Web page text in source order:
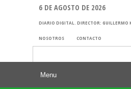
6 DE AGOSTO DE 2026
DIARIO DIGITAL. DIRECTOR: GUILLERMO
NOSOTROS CONTACTO